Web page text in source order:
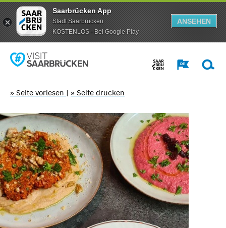
Saarbrücken App
Stadt Saarbrücken
KOSTENLOS - Bei Google Play
ANSEHEN
» Seite vorlesen | » Seite drucken